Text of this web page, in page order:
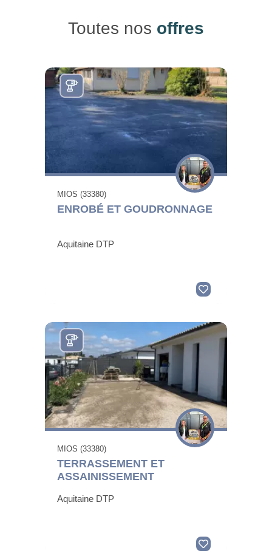
Toutes nos offres
MIOS (33380)
ENROBÉ ET GOUDRONNAGE
Aquitaine DTP
MIOS (33380)
TERRASSEMENT ET
ASSAINISSEMENT
Aquitaine DTP